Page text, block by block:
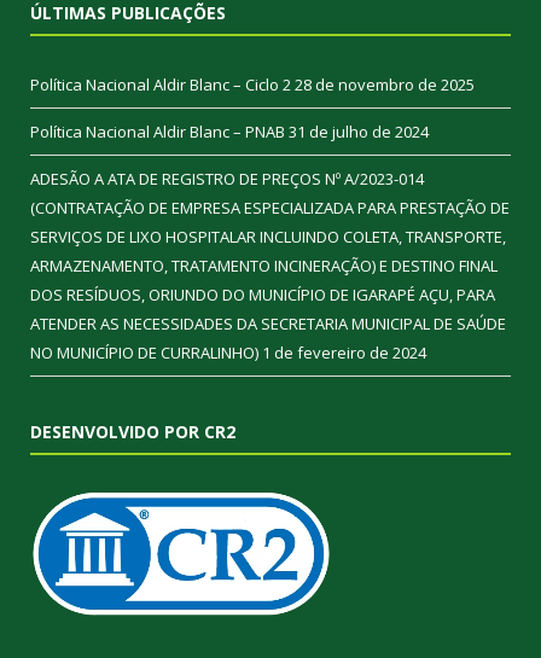
ÚLTIMAS PUBLICAÇÕES
Política Nacional Aldir Blanc – Ciclo 228 de novembro de 2025
Política Nacional Aldir Blanc – PNAB 31 de julho de 2024
ADESÃO A ATA DE REGISTRO DE PREÇOS Nº A/2023-014
(CONTRATAÇÃO DE EMPRESA ESPECIALIZADA PARA PRESTAÇÃO DE
SERVIÇOS DE LIXO HOSPITALAR INCLUINDO COLETA, TRANSPORTE,
ARMAZENAMENTO, TRATAMENTO INCINERAÇÃO) E DESTINO FINAL
DOS RESÍDUOS, ORIUNDO DO MUNICÍPIO DE IGARAPÉ AÇU, PARA
ATENDER AS NECESSIDADES DA SECRETARIA MUNICIPAL DE SAÚDE
NO MUNICÍPIO DE CURRALINHO) 1 de fevereiro de 2024
DESENVOLVIDO POR CR2